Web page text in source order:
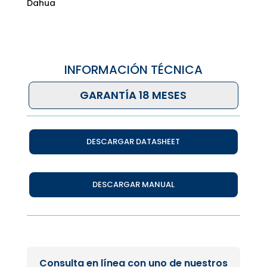
Dahua
INFORMACIÓN TÉCNICA
GARANTÍA 18 MESES
DESCARGAR DATASHEET
DESCARGAR MANUAL
Consulta en línea con uno de nuestros